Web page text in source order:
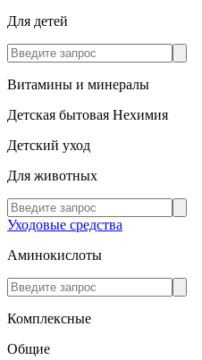
Для детей
Витамины и минералы
Детская бытовая Нехимия
Детский уход
Для животных
Уходовые средства
Аминокислоты
Комплексные
Общие